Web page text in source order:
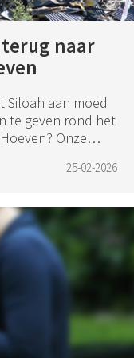
naar
Siloah aan moed
te geven rond het
Onze
25-02-2026